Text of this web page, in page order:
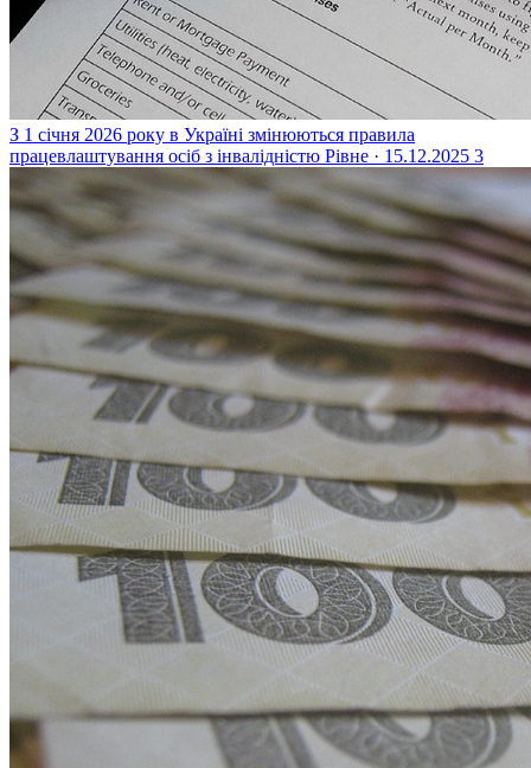
З 1 січня 2026 року в Україні змінюються правила
працевлаштування осіб з інвалідністю Рівне · 15.12.2025 3